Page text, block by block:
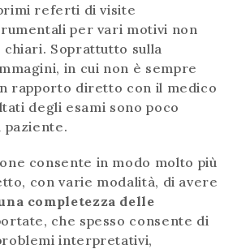
referti di visite
per vari motivi non
Soprattutto sulla
in cui non è sempre
rapporto diretto con il medico
degli esami sono poco
paziente.
consente in modo molto più
con varie modalità, di avere
completezza delle
che spesso consente di
interpretativi,